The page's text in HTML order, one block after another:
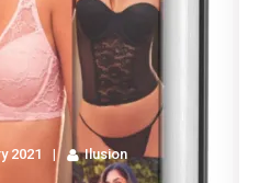
2021 Ilusion